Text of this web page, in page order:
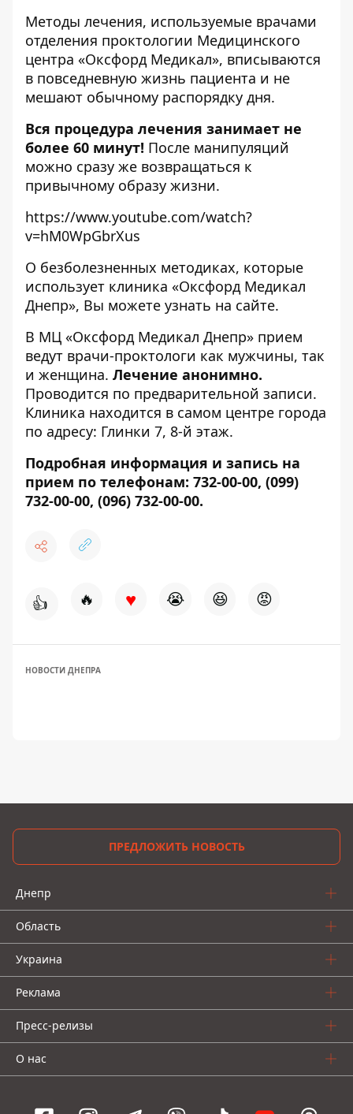
Методы лечения, используемые врачами
отделения проктологии Медицинского
центра «Оксфорд Медикал», вписываются
в повседневную жизнь пациента и не
мешают обычному распорядку дня.
Вся процедура лечения занимает не
более 60 минут! После манипуляций
можно сразу же возвращаться к
привычному образу жизни.
https://www.youtube.com/watch?
v=hM0WpGbrXus
О безболезненных методиках, которые
использует клиника «Оксфорд Медикал
Днепр», Вы можете узнать на сайте.
В МЦ «Оксфорд Медикал Днепр» прием
ведут врачи-проктологи как мужчины, так
и женщина. Лечение анонимно.
Проводится по предварительной записи.
Клиника находится в самом центре города
по адресу: Глинки 7, 8-й этаж.
Подробная информация и запись на
прием по телефонам: 732-00-00, (099)
732-00-00, (096) 732-00-00.
👍 🔥 ♥ 😭 😆 😡
НОВОСТИ ДНЕПРА
ПРЕДЛОЖИТЬ НОВОСТЬ
Днепр
Область
Украина
Реклама
Пресс-релизы
О нас